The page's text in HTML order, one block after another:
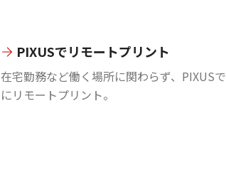
PIXUSでリモートプリント
在宅勤務など働く場所に関わらず、PIXUS
にリモートプリント。